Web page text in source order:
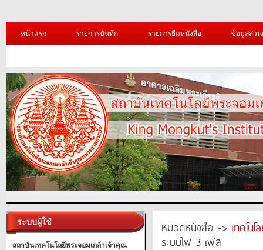
หน้าแรก รายการบันทึก รายการยืมหนังสือ ข้อมูลส่ว
ระบบผู้ใช้
สถาบันเทคโนโลยีพระจอมเกล้าเจ้าคุณ
หมวดหนังสือ -> เทคโน
ระบบไฟ 3 เฟส